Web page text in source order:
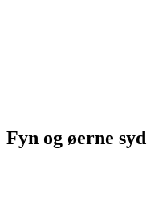
Fyn og øerne